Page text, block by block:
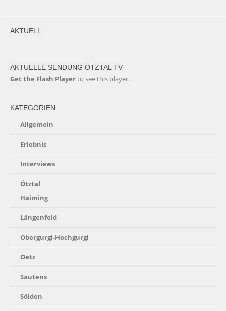
AKTUELL
AKTUELLE SENDUNG ÖTZTAL TV
Get the Flash Playerto see this player.
KATEGORIEN
Allgemein
Erlebnis
Interviews
Ötztal
Haiming
Längenfeld
Obergurgl-Hochgurgl
Oetz
Sautens
Sölden